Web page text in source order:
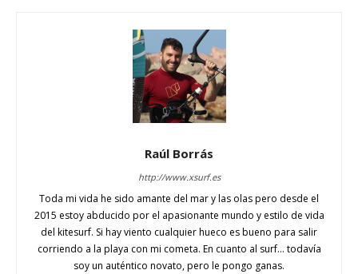
Raúl Borrás
http://www.xsurf.es
Toda mi vida he sido amante del mar y las olas pero desde el
2015 estoy abducido por el apasionante mundo y estilo de vida
del kitesurf. Si hay viento cualquier hueco es bueno para salir
corriendo a la playa con mi cometa. En cuanto al surf... todavía
soy un auténtico novato, pero le pongo ganas.